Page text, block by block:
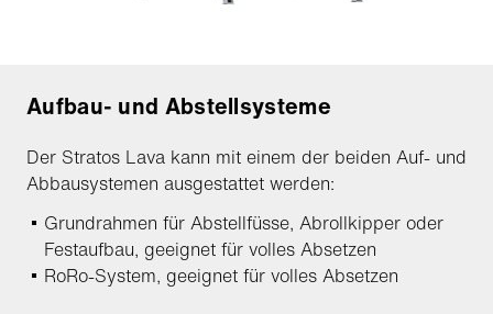
Aufbau- und Abstellsysteme
Der Stratos Lava kann mit einem der beiden Auf- und
Abbausystemen ausgestattet werden:
Grundrahmen für Abstellfüsse, Abrollkipper oder
Festaufbau, geeignet für volles Absetzen
RoRo-System, geeignet für volles Absetzen